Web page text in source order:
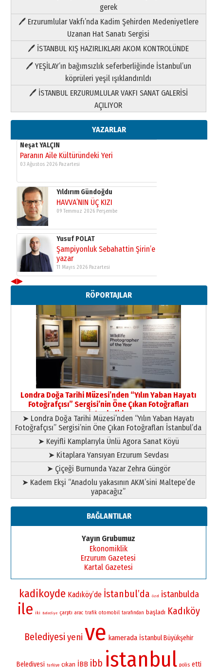
gerek
🖊 Erzurumlular Vakfı’nda Kadim Şehirden Medeniyetlere
Uzanan Hat Sanatı Sergisi
🖊 İSTANBUL KIŞ HAZIRLIKLARI AKOM KONTROLÜNDE
🖊 YEŞİLAY’ın bağımsızlık seferberliğinde İstanbul’un
köprüleri yeşil ışıklandırıldı
🖊 İSTANBUL ERZURUMLULAR VAKFI SANAT GALERİSİ
AÇILIYOR
YAZARLAR
Paranın Aile Kültüründeki Yeri
03 Ağustos 2026 Pazartesi
Yıldırım Gündoğdu
HAVVA’NIN ÜÇ KIZI
09 Temmuz 2026 Perşembe
Yusuf POLAT
Şampiyonluk Sebahattin Şirin’e
11 Mayıs 2026 Pazartesi
Neşat YALÇIN
Paranın Aile Kültüründeki Yeri
03 Ağustos 2026 Pazartesi
Yıldırım Gündoğdu
HAVVA’NIN ÜÇ KIZI
09 Temmuz 2026 Perşembe
Yusuf POLAT
Şampiyonluk Sebahattin Şirin’e
yazar
11 Mayıs 2026 Pazartesi
Neşat YALÇIN
Paranın Aile Kültüründeki Yeri
03 Ağustos 2026 Pazartesi
Yıldırım Gündoğdu
HAVVA’NIN ÜÇ KIZI
09 Temmuz 2026 Perşembe
Yusuf POLAT
Şampiyonluk Sebahattin Şirin’e
yazar
11 Mayıs 2026 Pazartesi
◀▶
RÖPORTAJLAR
Londra Doğa Tarihi Müzesi’nden “Yılın Yaban Hayatı
Fotoğrafçısı” Sergisi’nin Öne Çıkan Fotoğrafları
İstanbul’da
➤ Londra Doğa Tarihi Müzesi’nden “Yılın Yaban Hayatı
Fotoğrafçısı” Sergisi’nin Öne Çıkan Fotoğrafları İstanbul’da
➤ Keyifli Kamplarıyla Ünlü Agora Sanat Köyü
➤ Kitaplara Yansıyan Erzurum Sevdası
➤ Çiçeği Burnunda Yazar Zehra Güngör
➤ Kadem Ekşi “Anadolu yakasının AKM’sini Maltepe’de
yapacağız”
BAĞLANTILAR
Yayın Grubumuz
Ekonomiklik
Erzurum Gazetesi
Kartal Gazetesi
kadikoyde Kadıköy’de İstanbul’da özel istanbulda
ile iki Belediye çarptı arac trafik otomobil tarafından başladı Kadıköy
Belediyesi yeni ve kamerada İstanbul Büyükşehir
Belediyesi turkiye çıkan İBB ibb istanbul polis etti